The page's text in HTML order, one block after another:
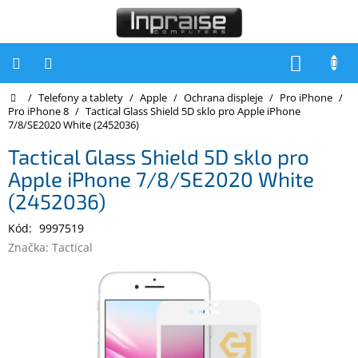
Počítače
Počítače
Notebooky
Tiskárny
Domů
/ Telefony a tablety / Apple / Ochrana displeje / Pro iPhone /
Pro iPhone 8 / Tactical Glass Shield 5D sklo pro Apple iPhone
7/8/SE2020 White (2452036)
Tactical Glass Shield 5D sklo pro
Apple iPhone 7/8/SE2020 White
(2452036)
Kód: 9997519
Značka: Tactical